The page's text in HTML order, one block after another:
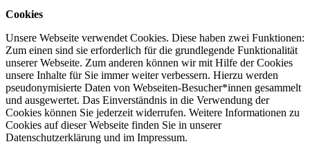
Cookies
Unsere Webseite verwendet Cookies. Diese haben zwei Funktionen:
Zum einen sind sie erforderlich für die grundlegende Funktionalität
unserer Webseite. Zum anderen können wir mit Hilfe der Cookies
unsere Inhalte für Sie immer weiter verbessern. Hierzu werden
pseudonymisierte Daten von Webseiten-Besucher*innen gesammelt
und ausgewertet. Das Einverständnis in die Verwendung der
Cookies können Sie jederzeit widerrufen. Weitere Informationen zu
Cookies auf dieser Webseite finden Sie in unserer
Datenschutzerklärung und im Impressum.